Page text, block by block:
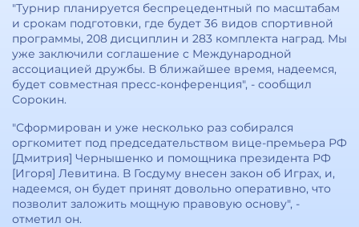
"Турнир планируется беспрецедентный по масштабам
и срокам подготовки, где будет 36 видов спортивной
программы, 208 дисциплин и 283 комплекта наград. Мы
уже заключили соглашение с Международной
ассоциацией дружбы. В ближайшее время, надеемся,
будет совместная пресс-конференция", - сообщил
Сорокин.
"Сформирован и уже несколько раз собирался
оргкомитет под председательством вице-премьера РФ
[Дмитрия] Чернышенко и помощника президента РФ
[Игоря] Левитина. В Госдуму внесен закон об Играх, и,
надеемся, он будет принят довольно оперативно, что
позволит заложить мощную правовую основу", -
отметил он.